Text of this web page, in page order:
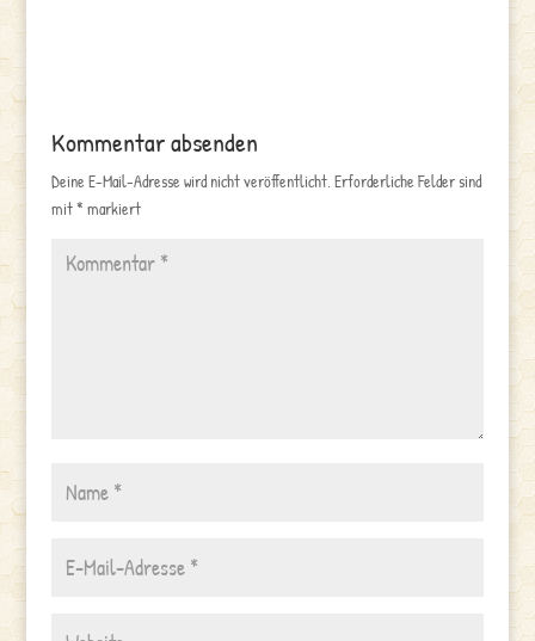
Kommentar absenden
Deine E-Mail-Adresse wird nicht veröffentlicht. Erforderliche Felder sind
mit* markiert